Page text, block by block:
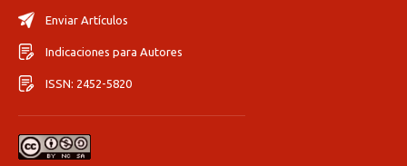
Enviar Artículos
Indicaciones para Autores
ISSN: 2452-5820